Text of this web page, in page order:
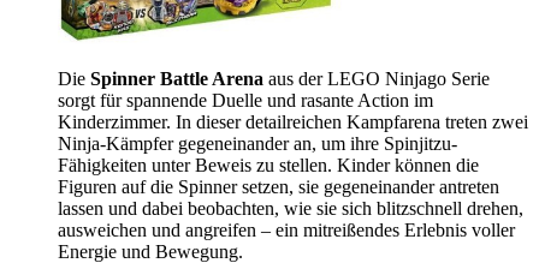
Die Spinner Battle Arena aus der LEGO Ninjago Serie
sorgt für spannende Duelle und rasante Action im
Kinderzimmer. In dieser detailreichen Kampfarena treten zwei
Ninja-Kämpfer gegeneinander an, um ihre Spinjitzu-
Fähigkeiten unter Beweis zu stellen. Kinder können die
Figuren auf die Spinner setzen, sie gegeneinander antreten
lassen und dabei beobachten, wie sie sich blitzschnell drehen,
ausweichen und angreifen – ein mitreißendes Erlebnis voller
Energie und Bewegung.